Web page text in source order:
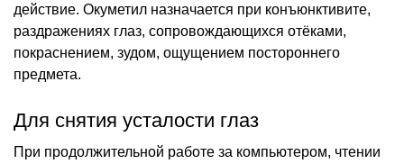
действие. Окуметил назначается при конъюнктивите,
раздражениях глаз, сопровождающихся отёками,
покраснением, зудом, ощущением постороннего
предмета.
Для снятия усталости глаз
При продолжительной работе за компьютером, чтении